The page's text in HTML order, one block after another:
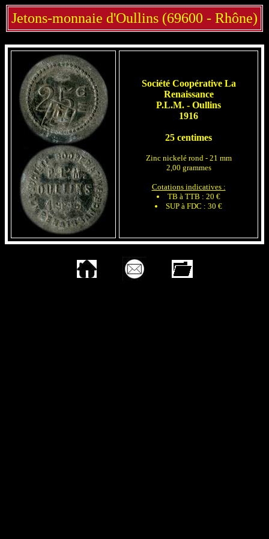
Jetons-monnaie d'Oullins (69600 - Rhône)
Société Coopérative La
Renaissance
P.L.M. - Oullins
1916
25 centimes
Zinc nickelé rond - 21 mm
2,00 grammes
Cotations indicatives :
TB à TTB : 20 €
SUP à FDC : 30 €